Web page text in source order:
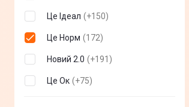
Це Ідеал (+150)
Це Норм (172)
Новий 2.0 (+191 )
Це Ок (+75)